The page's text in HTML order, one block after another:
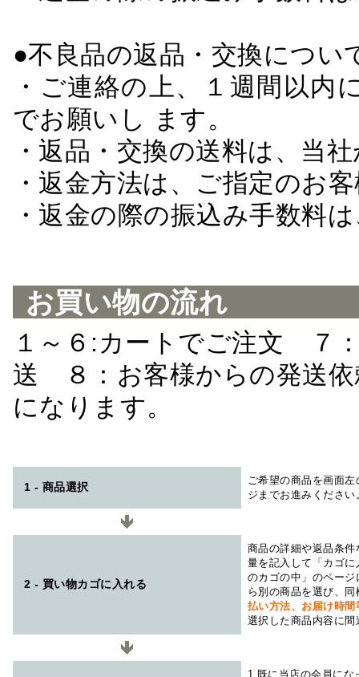
●不良品の返品・交換につい
・ご連絡の上、１週間以
でお願いし ます。
・返品・交換の送料は、当
・返金方法は、ご指定のお
・返金の際の振込み手数料
お買い物の流れ
１～６:カートでご注文 ７
送 ８：お客様からの発送
になります。
1 - 商品選択
ご希望の商品を画面
ジまでお進みください
2 - 買い物カゴに入れる
商品の詳細や返品条
量を記入して「カゴ
のカゴの中」のペー
ら別の商品を選び、
払い方法、お届け時
選択した商品内容に
1.既に当店の会員にな